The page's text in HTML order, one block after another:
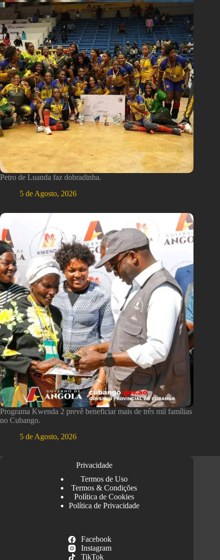
Petro de Luanda faz dobradinha.
5 de Agosto, 2026
Programa Kwenda 2 prevê beneficiar mais de três mil famílias
no Cubango.
5 de Agosto, 2026
Privacidade
Termos de Uso
Termos & Condições
Política de Cookies
Política de Privacidade
Facebook
Instagram
TikTok